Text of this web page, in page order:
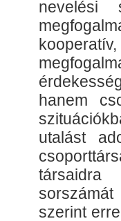
nevelési
hanem
utalást
társaidra
szerint